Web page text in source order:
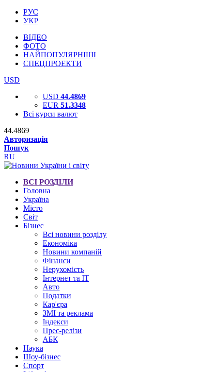
РУС
УКР
ВІДЕО
ФОТО
НАЙПОПУЛЯРНІШІ
СПЕЦПРОЕКТИ
USD
USD 44.4869
EUR 51.3348
Всі курси валют
44.4869
Авторизація
Пошук
RU
ВСІ РОЗДІЛИ
Головна
Україна
Місто
Світ
Бізнес
Всі новини розділу
Економіка
Новини компаній
Фінанси
Нерухомість
Інтернет та IT
Авто
Податки
Кар'єра
ЗМІ та реклама
Індекси
Прес-релізи
АБК
Наука
Шоу-бізнес
Спорт